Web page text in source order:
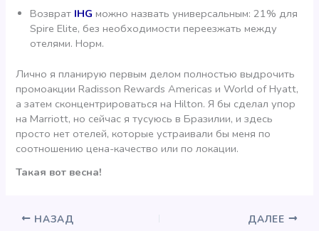
Возврат IHG можно назвать универсальным: 21% для
Spire Elite, без необходимости переезжать между
отелями. Норм.
Лично я планирую первым делом полностью выдрочить
промоакции Radisson Rewards Americas и World of Hyatt,
а затем сконцентрироваться на Hilton. Я бы сделал упор
на Marriott, но сейчас я тусуюсь в Бразилии, и здесь
просто нет отелей, которые устраивали бы меня по
соотношению цена-качество или по локации.
Такая вот весна!
НАЗАД ДАЛЕЕ